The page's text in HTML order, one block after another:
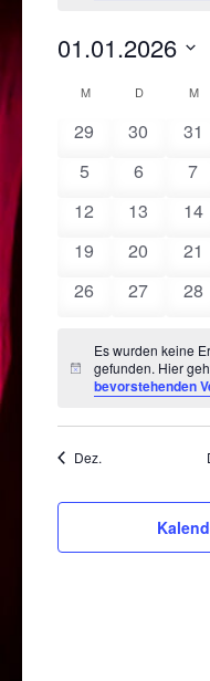
01.01.2026
Kalender
von
MMONTAG
DDIENSTAG
M
0
29
0
30
0
31
0
5
0
6
0
7
0
12
0
13
0
14
0
19
0
20
0
21
0
26
0
27
0
28
Hinweis
Es wurden keine
gefunden. Hier
bevorstehenden
Dez.